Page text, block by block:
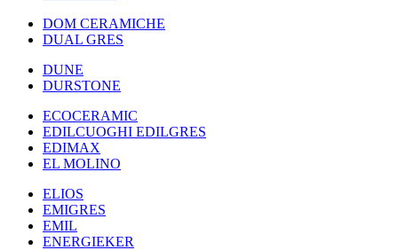
DOM CERAMICHE
DUAL GRES
DUNE
DURSTONE
ECOCERAMIC
EDILCUOGHI EDILGRES
EDIMAX
EL MOLINO
ELIOS
EMIGRES
EMIL
ENERGIEKER